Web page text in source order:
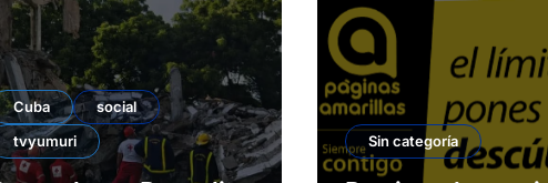
Cuba
social
tvyumuri
Sin categoría